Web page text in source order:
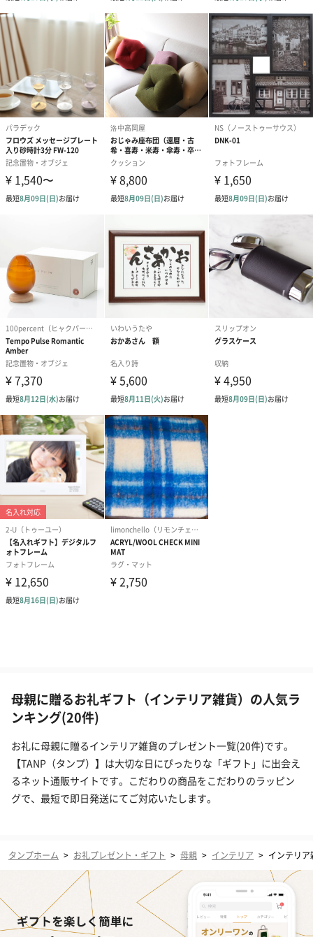
母親に贈るお礼ギフト（インテリア雑貨）の人気ラ
ンキング(20件)
お礼に母親に贈るインテリア雑貨のプレゼント一覧(20件)です。
【TANP（タンプ）】は大切な日にぴったりな「ギフト」に出会え
るネット通販サイトです。こだわりの商品をこだわりのラッピン
グで、最短で即日発送にてご対応いたします。
タンプホーム > お礼プレゼント・ギフト > 母親 > インテリア > インテリア